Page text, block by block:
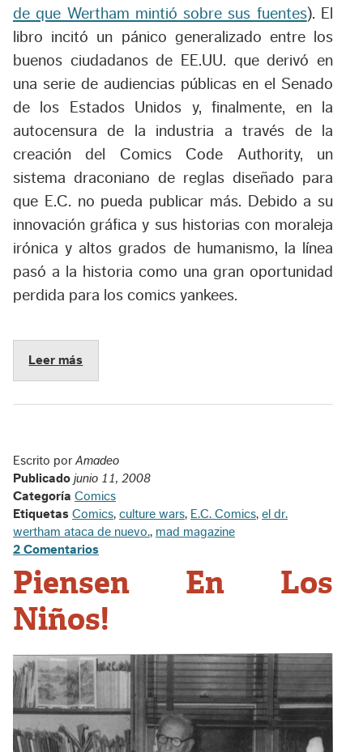
de que Wertham mintió sobre sus fuentes). El
libro incitó un pánico generalizado entre los
buenos ciudadanos de EE.UU. que derivó en
una serie de audiencias públicas en el Senado
de los Estados Unidos y, finalmente, en la
autocensura de la industria a través de la
creación del Comics Code Authority, un
sistema draconiano de reglas diseñado para
que E.C. no pueda publicar más. Debido a su
innovación gráfica y sus historias con moraleja
irónica y altos grados de humanismo, la línea
pasó a la historia como una gran oportunidad
perdida para los comics yankees.
Leer más
Escrito porAmadeo
Publicado junio 11, 2008
Categoría Comics
Etiquetas Comics, culture wars, E.C. Comics, el dr.
wertham ataca de nuevo., mad magazine
2 Comentarios
Piensen En Los
Niños!